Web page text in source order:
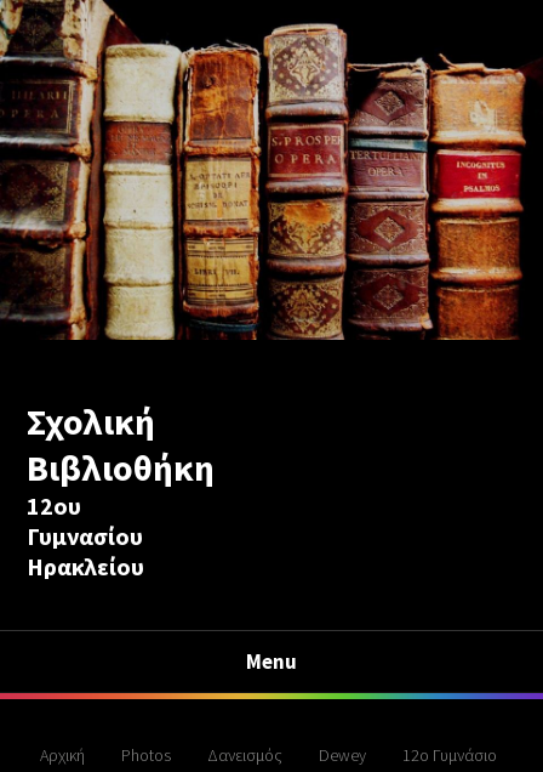
Σχολική
Βιβλιοθήκη
12ου
Γυμνασίου
Ηρακλείου
Menu
Αρχική Photos Δανεισμός Dewey 12ο Γυμνάσιο